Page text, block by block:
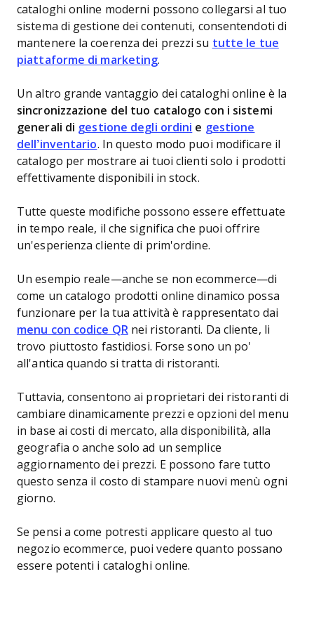
cataloghi online moderni possono collegarsi al tuo
sistema di gestione dei contenuti, consentendoti di
mantenere la coerenza dei prezzi su tutte le tue
piattaforme di marketing.
Un altro grande vantaggio dei cataloghi online è la
sincronizzazione del tuo catalogo con i sistemi
generali di gestione degli ordini e gestione
dell’inventario. In questo modo puoi modificare il
catalogo per mostrare ai tuoi clienti solo i prodotti
effettivamente disponibili in stock.
Tutte queste modifiche possono essere effettuate
in tempo reale, il che significa che puoi offrire
un'esperienza cliente di prim'ordine.
Un esempio reale—anche se non ecommerce—di
come un catalogo prodotti online dinamico possa
funzionare per la tua attività è rappresentato dai
menu con codice QRnei ristoranti. Da cliente, li
trovo piuttosto fastidiosi. Forse sono un po'
all'antica quando si tratta di ristoranti.
Tuttavia, consentono ai proprietari dei ristoranti di
cambiare dinamicamente prezzi e opzioni del menu
in base ai costi di mercato, alla disponibilità, alla
geografia o anche solo ad un semplice
aggiornamento dei prezzi. E possono fare tutto
questo senza il costo di stampare nuovi menù ogni
giorno.
Se pensi a come potresti applicare questo al tuo
negozio ecommerce, puoi vedere quanto possano
essere potenti i cataloghi online.